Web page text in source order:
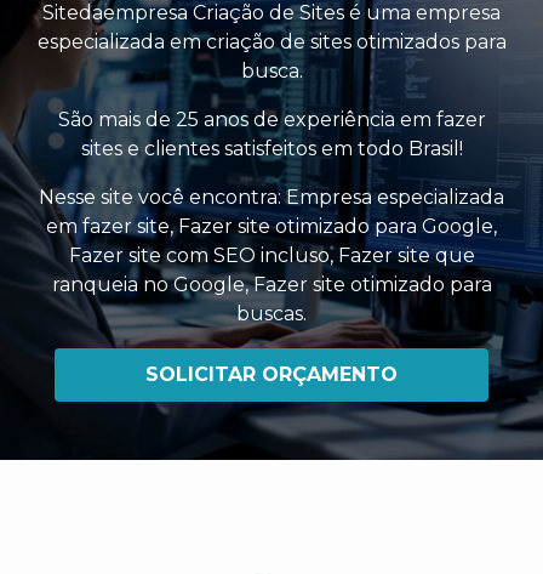
Sitedaempresa Criação de Sites é uma empresa
especializada em criação de sites otimizados para
busca.
São mais de 25 anos de experiência em fazer
sites e clientes satisfeitos em todo Brasil!
Nesse site você encontra:Empresa especializada
em fazer site,Fazer site otimizado para Google,
Fazer site com SEO incluso, Fazer site que
ranqueia no Google,Fazer site otimizado para
buscas.
SOLICITAR ORÇAMENTO